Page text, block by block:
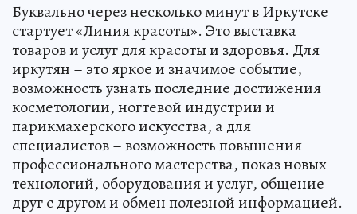
Буквально через несколько минут в Иркутске
стартует «Линия красоты». Это выставка
товаров и услуг для красоты и здоровья. Для
иркутян – это яркое и значимое событие,
возможность узнать последние достижения
косметологии, ногтевой индустрии и
парикмахерского искусства, а для
специалистов – возможность повышения
профессионального мастерства, показ новых
технологий, оборудования и услуг, общение
друг с другом и обмен полезной информацией.